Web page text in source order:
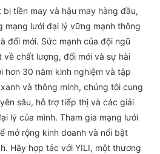
bị tiền may và hậu may hàng đầu,
mạng lưới đại lý vững mạnh thông
đổi mới. Sức mạnh của đội ngũ
về chất lượng, đổi mới và sự hài
hơn 30 năm kinh nghiệm và tập
và thông minh, chúng tôi cung
sâu, hỗ trợ tiếp thị và các giải
lý của mình. Tham gia mạng lưới
mở rộng kinh doanh và nổi bật
Hãy hợp tác với YILI, một thương